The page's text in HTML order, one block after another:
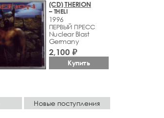
(CD) THERION
– THELI
1996
ПЕРВЫЙ ПРЕСС
Nuclear Blast
Germany
2,100 ₽
Купить
Новые поступления